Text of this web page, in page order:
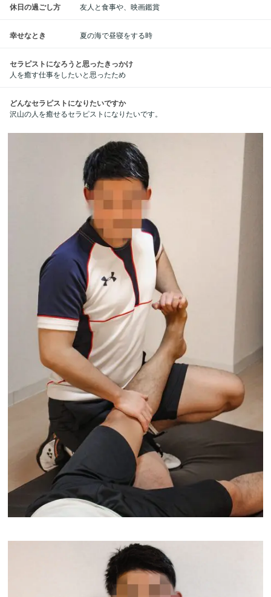
休日の過ごし方 友人と食事や、映画鑑賞
幸せなとき 夏の海で昼寝をする時
セラピストになろうと思ったきっかけ
人を癒す仕事をしたいと思ったため
どんなセラピストになりたいですか
沢山の人を癒せるセラピストになりたいです。